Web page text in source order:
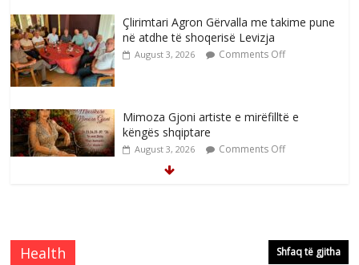
Çlirimtari Agron Gërvalla me takime pune
në atdhe të shoqerisë Levizja
August 3, 2026 Comments Off
Mimoza Gjoni artiste e mirëfilltë e
këngës shqiptare
August 3, 2026 Comments Off
Comments Off
Health Shfaq të gjitha